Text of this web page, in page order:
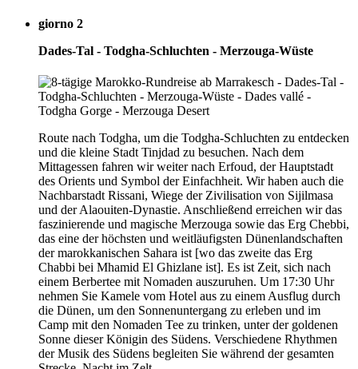
giorno 2
Dades-Tal - Todgha-Schluchten - Merzouga-Wüste
Route nach Todgha, um die Todgha-Schluchten zu entdecken
und die kleine Stadt Tinjdad zu besuchen. Nach dem
Mittagessen fahren wir weiter nach Erfoud, der Hauptstadt
des Orients und Symbol der Einfachheit. Wir haben auch die
Nachbarstadt Rissani, Wiege der Zivilisation von Sijilmasa
und der Alaouiten-Dynastie. Anschließend erreichen wir das
faszinierende und magische Merzouga sowie das Erg Chebbi,
das eine der höchsten und weitläufigsten Dünenlandschaften
der marokkanischen Sahara ist [wo das zweite das Erg
Chabbi bei Mhamid El Ghizlane ist]. Es ist Zeit, sich nach
einem Berbertee mit Nomaden auszuruhen. Um 17:30 Uhr
nehmen Sie Kamele vom Hotel aus zu einem Ausflug durch
die Dünen, um den Sonnenuntergang zu erleben und im
Camp mit den Nomaden Tee zu trinken, unter der goldenen
Sonne dieser Königin des Südens. Verschiedene Rhythmen
der Musik des Südens begleiten Sie während der gesamten